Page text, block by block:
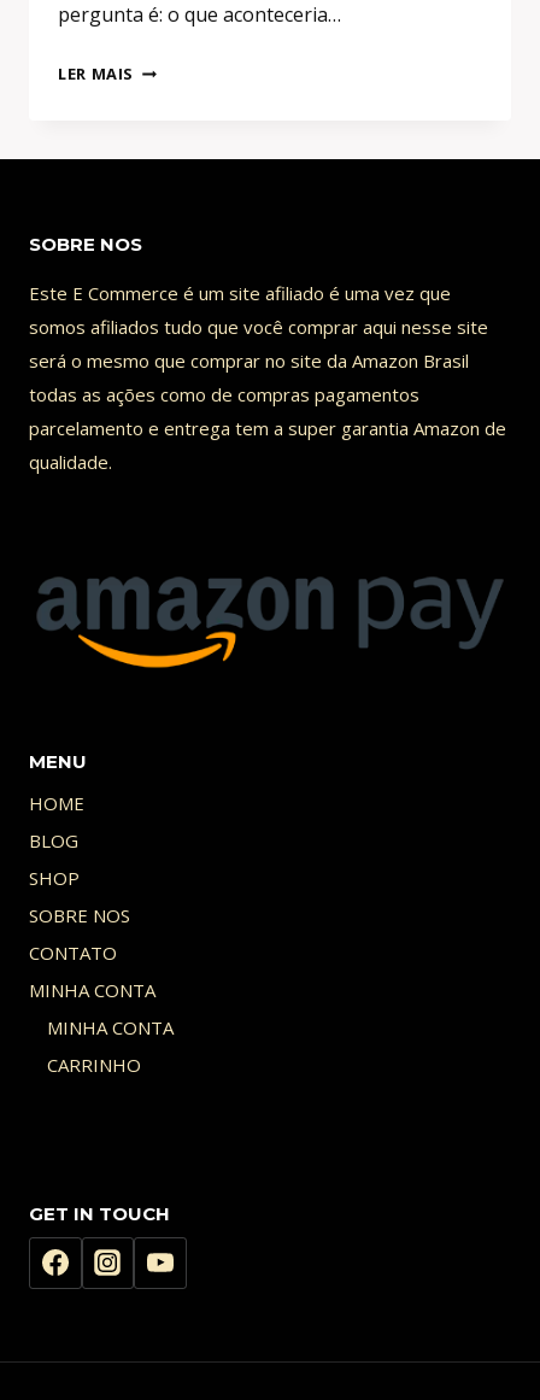
pergunta é: o que aconteceria…
LER MAIS FICOU
SE
CARNIFICINA
SOBRE NOS
Este E Commerce é um site afiliado é uma vez que
somos afiliados tudo que você comprar aqui nesse site
será o mesmo que comprar no site da Amazon Brasil
todas as ações como de compras pagamentos
parcelamento e entrega tem a super garantia Amazon de
qualidade.
MENU
HOME
BLOG
SHOP
SOBRE NOS
CONTATO
MINHA CONTA
MINHA CONTA
CARRINHO
GET IN TOUCH